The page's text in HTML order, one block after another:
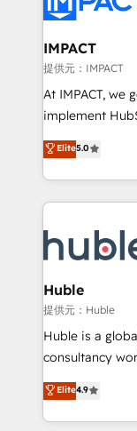
Click "Contact
Integration
of your tech stack,
Netsuite 🤖
the rare
Accreditation,
new HubSpot
CRM
IMPACT
提供元：IMPACT
At IMPACT, we
implement HubSpot. We teach your
master it. As the creators of the Endless Customers
System™ (the
Answer),
entirely around
skills,
attract the right
without outside
Set up, audit,
Get your sales
pipeline and
growth •
buyers • Use AI to scale
Elite5.0
Huble
提供元：Huble
Huble is a
consultancy
businesses. We go beyond implementation, shaping
the strategy,
HubSpot into a
Elite4.9